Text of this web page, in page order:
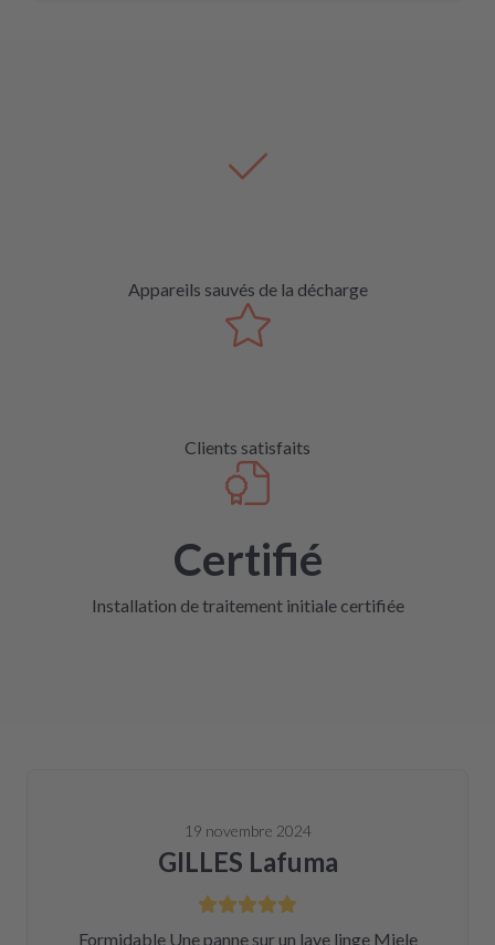
Appareils sauvés de la décharge
Clients satisfaits
Certifié
Installation de traitement initiale certifiée
19 novembre 2024
GILLES Lafuma
Formidable Une panne sur un lave linge Miele